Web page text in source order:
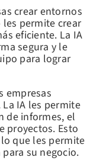
crear entornos
permite crear
eficiente. La IA
segura y le
para lograr
empresas
IA les permite
de informes, el
proyectos. Esto
que les permite
su negocio.